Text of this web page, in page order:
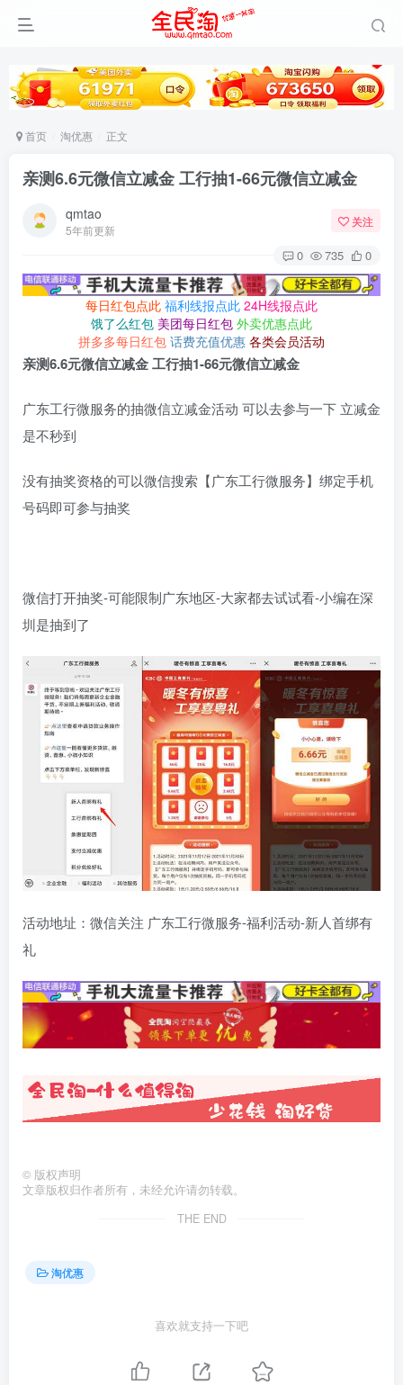
首页 淘优惠 正文
亲测6.6元微信立减金 工行抽1-66元微信立减金
qmtao
5年前更新
关注
0 735 0
每日红包点此 福利线报点此 24H线报点此
饿了么红包 美团每日红包 外卖优惠点此
拼多多每日红包 话费充值优惠 各类会员活动
亲测6.6元微信立减金 工行抽1-66元微信立减金
广东工行微服务的抽微信立减金活动 可以去参与一下 立减金
是不秒到
没有抽奖资格的可以微信搜索【广东工行微服务】绑定手机
号码即可参与抽奖
微信打开抽奖-可能限制广东地区-大家都去试试看-小编在深
圳是抽到了
活动地址：微信关注 广东工行微服务-福利活动-新人首绑有
礼
© 版权声明
文章版权归作者所有，未经允许请勿转载。
THE END
淘优惠
喜欢就支持一下吧